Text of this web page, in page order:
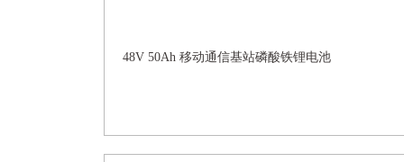
48V 50Ah 移动通信基站磷酸铁锂电池